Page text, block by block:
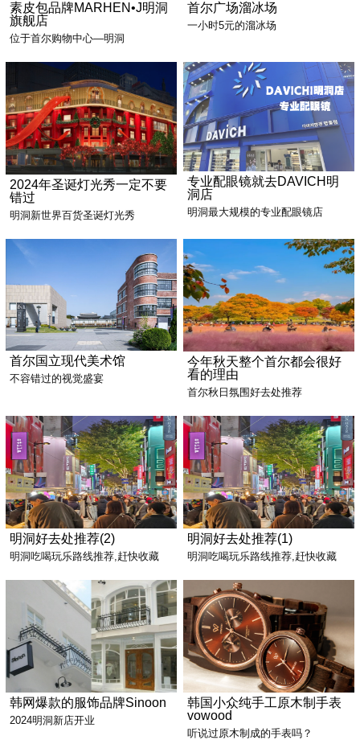
素皮包品牌MARHEN•J明洞
旗舰店
位于首尔购物中心—明洞
首尔广场溜冰场
一小时5元的溜冰场
2024年圣诞灯光秀一定不要
错过
明洞新世界百货圣诞灯光秀
专业配眼镜就去DAVICH明
洞店
明洞最大规模的专业配眼镜店
首尔国立现代美术馆
不容错过的视觉盛宴
今年秋天整个首尔都会很好
看的理由
首尔秋日氛围好去处推荐
明洞好去处推荐(2)
明洞吃喝玩乐路线推荐,赶快收藏
明洞好去处推荐(1)
明洞吃喝玩乐路线推荐,赶快收藏
韩网爆款的服饰品牌Sinoon
2024明洞新店开业
韩国小众纯手工原木制手表
vowood
听说过原木制成的手表吗？